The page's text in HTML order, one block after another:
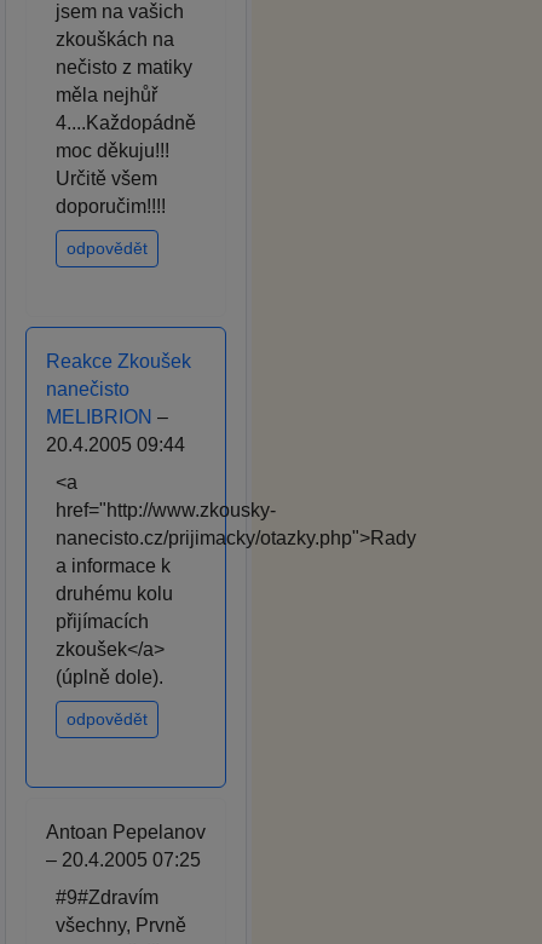
jsem na vašich
zkouškách na
nečisto z matiky
měla nejhůř
4....Každopádně
moc děkuju!!!
Určitě všem
doporučim!!!!
odpovědět
Reakce Zkoušek
nanečisto
MELIBRION –
20.4.2005 09:44
<a
href="http://www.zkousky-
nanecisto.cz/prijimacky/otazky.php">Rady
a informace k
druhému kolu
přijímacích
zkoušek</a>
(úplně dole).
odpovědět
Antoan Pepelanov
– 20.4.2005 07:25
#9#Zdravím
všechny, Prvně